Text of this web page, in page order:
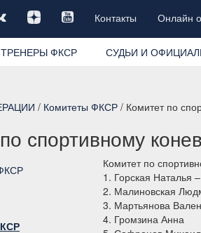
Контакты Онлайн
ТРЕНЕРЫ ФКСР СУДЬИ И
/ Комитеты ФКСР / Комитет по
спортивному
Комитет по
1. Горская Наталья
2. Малиновская
3. Мартьянова
4. Громзина Анна